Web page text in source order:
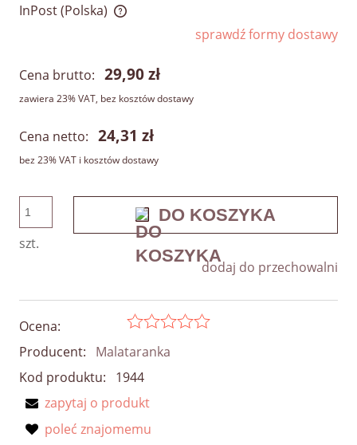
InPost(Polska)
Cena nie zawiera ewentualnych kosztów płatności
sprawdź formy dostawy
Cena brutto: 29,90 zł
zawiera 23% VAT, bez kosztów dostawy
Cena netto: 24,31 zł
bez 23% VAT i kosztów dostawy
szt.
DO KOSZYKA
dodaj do przechowalni
Ocena:
Producent:
Malataranka
Kod produktu:
1944
zapytaj o produkt
poleć znajomemu